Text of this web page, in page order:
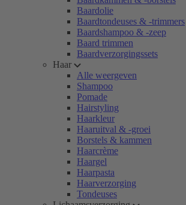
Baardolie
Baardtondeuses & -trimmers
Baardshampoo & -zeep
Baard trimmen
Baardverzorgingssets
Haar
Alle weergeven
Shampoo
Pomade
Hairstyling
Haarkleur
Haaruitval & -groei
Borstels & kammen
Haarcrème
Haargel
Haarpasta
Haarverzorging
Tondeuses